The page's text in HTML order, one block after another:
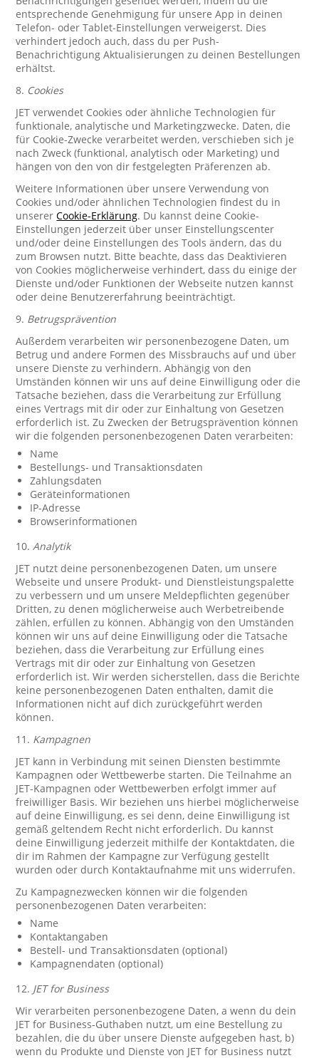
entsprechende Genehmigung für unsere App in deinen
Telefon- oder Tablet-Einstellungen verweigerst. Dies
verhindert jedoch auch, dass du per Push-
Benachrichtigung Aktualisierungen zu deinen Bestellungen
erhältst.
8. Cookies
JET verwendet Cookies oder ähnliche Technologien für
funktionale, analytische und Marketingzwecke. Daten, die
für Cookie-Zwecke verarbeitet werden, verschieben sich je
nach Zweck (funktional, analytisch oder Marketing) und
hängen von den von dir festgelegten Präferenzen ab.
Weitere Informationen über unsere Verwendung von
Cookies und/oder ähnlichen Technologien findest du in
unsererCookie-Erklärung. Du kannst deine Cookie-
Einstellungen jederzeit über unser Einstellungscenter
und/oder deine Einstellungen des Tools ändern, das du
zum Browsen nutzt. Bitte beachte, dass das Deaktivieren
von Cookies möglicherweise verhindert, dass du einige der
Dienste und/oder Funktionen der Webseite nutzen kannst
oder deine Benutzererfahrung beeinträchtigt.
9. Betrugsprävention
Außerdem verarbeiten wir personenbezogene Daten, um
Betrug und andere Formen des Missbrauchs auf und über
unsere Dienste zu verhindern. Abhängig von den
Umständen können wir uns auf deine Einwilligung oder die
Tatsache beziehen, dass die Verarbeitung zur Erfüllung
eines Vertrags mit dir oder zur Einhaltung von Gesetzen
erforderlich ist. Zu Zwecken der Betrugsprävention können
wir die folgenden personenbezogenen Daten verarbeiten:
Name
Bestellungs- und Transaktionsdaten
Zahlungsdaten
Geräteinformationen
IP-Adresse
Browserinformationen
10.Analytik
JET nutzt deine personenbezogenen Daten, um unsere
Webseite und unsere Produkt- und Dienstleistungspalette
zu verbessern und um unsere Meldepflichten gegenüber
Dritten, zu denen möglicherweise auch Werbetreibende
zählen, erfüllen zu können. Abhängig von den Umständen
können wir uns auf deine Einwilligung oder die Tatsache
beziehen, dass die Verarbeitung zur Erfüllung eines
Vertrags mit dir oder zur Einhaltung von Gesetzen
erforderlich ist. Wir werden sicherstellen, dass die Berichte
keine personenbezogenen Daten enthalten, damit die
Informationen nicht auf dich zurückgeführt werden
können.
11. Kampagnen
JET kann in Verbindung mit seinen Diensten bestimmte
Kampagnen oder Wettbewerbe starten. Die Teilnahme an
JET-Kampagnen oder Wettbewerben erfolgt immer auf
freiwilliger Basis. Wir beziehen uns hierbei möglicherweise
auf deine Einwilligung, es sei denn, deine Einwilligung ist
gemäß geltendem Recht nicht erforderlich. Du kannst
deine Einwilligung jederzeit mithilfe der Kontaktdaten, die
dir im Rahmen der Kampagne zur Verfügung gestellt
wurden oder durch Kontaktaufnahme mit uns widerrufen.
Zu Kampagnezwecken können wir die folgenden
personenbezogenen Daten verarbeiten:
Name
Kontaktangaben
Bestell- und Transaktionsdaten (optional)
Kampagnendaten (optional)
12. JET for Business
Wir verarbeiten personenbezogene Daten, a wenn du dein
JET for Business-Guthaben nutzt, um eine Bestellung zu
bezahlen, die du über unsere Dienste aufgegeben hast, b)
wenn du Produkte und Dienste von JET for Business nutzt